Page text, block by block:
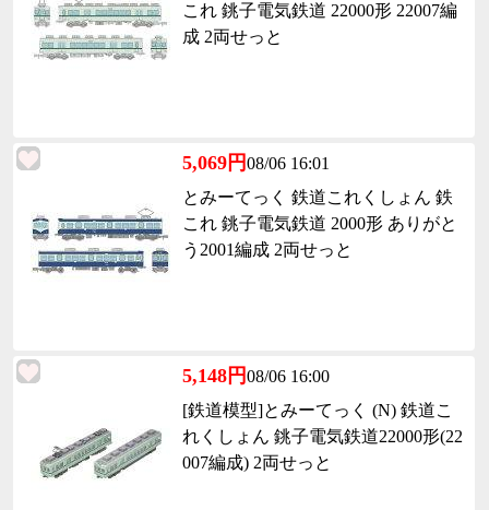
これ 銚子電気鉄道 22000形 22007編
成 2両せっと
5,069円08/06 16:01
とみーてっく 鉄道これくしょん 鉄
これ 銚子電気鉄道 2000形 ありがと
う2001編成 2両せっと
5,148円08/06 16:00
[鉄道模型]とみーてっく (N) 鉄道こ
れくしょん 銚子電気鉄道22000形(22
007編成) 2両せっと